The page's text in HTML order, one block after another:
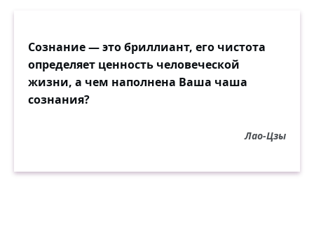
Сознание — это бриллиант, его чистота
определяет ценность человеческой
жизни, а чем наполнена Ваша чаша
сознания?
Лао-Цзы